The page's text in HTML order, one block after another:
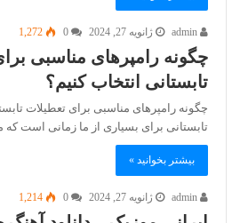
ژانویه 27, 2024 1,272
چگونه رامپرهای مناسبی
تابستانی انتخاب کنیم؟
چگونه رامپرهای مناسبی برای تعطیلات
تابستانی برای بسیاری از ما زمانی است
بیشتر بخوانید »
ژانویه 27, 2024 1,214